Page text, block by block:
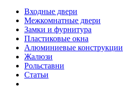
Входные двери
Межкомнатные двери
Замки и фурнитура
Пластиковые окна
Алюминиевые конструкции
Жалюзи
Рольставни
Статьи